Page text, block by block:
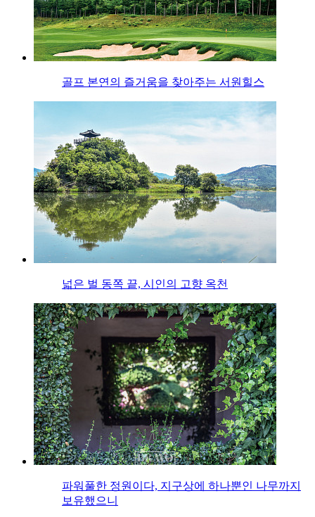
골프 본연의 즐거움을 찾아주는 서원힐스
넓은 벌 동쪽 끝, 시인의 고향 옥천
파워풀한 정원이다, 지구상에 하나뿐인 나무까지
보유했으니